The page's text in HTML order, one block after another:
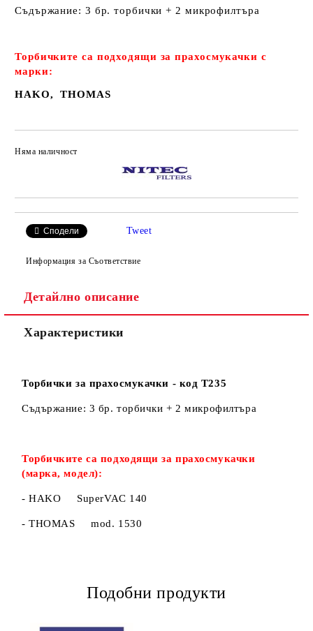
Съдържание: 3 бр. торбички + 2 микрофилтъра
Торбичките са подходящи за прахосмукачки с
марки:
HAKO, THOMAS
Няма наличност
Сподели Tweet
Информация за Съответствие
Детайлно описание
Характеристики
Торбички за прахосмукачки - код Т235
Съдържание: 3 бр. торбички + 2 микрофилтъра
Торбичките са подходящи за прахосмукачки
(марка, модел):
- HAKO SuperVAC 140
- THOMAS mod. 1530
Подобни продукти